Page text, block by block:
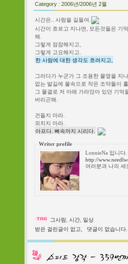
Category : 2006년/2006년 2월
시간은.. 사람을 길들여.
시간이 흐르고 지나면, 모든것들은 기
해.
그렇게 잠잠해지고,
그렇게 고요해지고.
한 사람에 대한 생각도 흐려지고,
그러다가 누군가 그 조용한 물옆을 지
없는 발길에 물속으로 작은 조약돌이
그 물결로 저 아래 가라앉아 있던 기억
버리곤해.
건들지 마라.
외치지 마라.
아프다. 뼈속까지 시리다.
Writer profile
LonnieNa 입니다.
http://
여러분과 나의 세
그사람, 시간, 일상
받은 걸린글이 없고,
댓글이 없습니다.